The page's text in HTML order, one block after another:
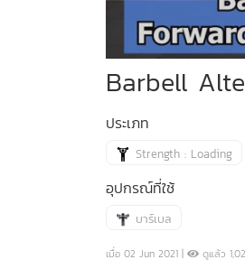
Barbell
ประเภท
Strength : Loading
อุปกรณ์ที่ใช้
บาร์เบล
เมื่อ 02 Jun 2021 | ดูแล้ว